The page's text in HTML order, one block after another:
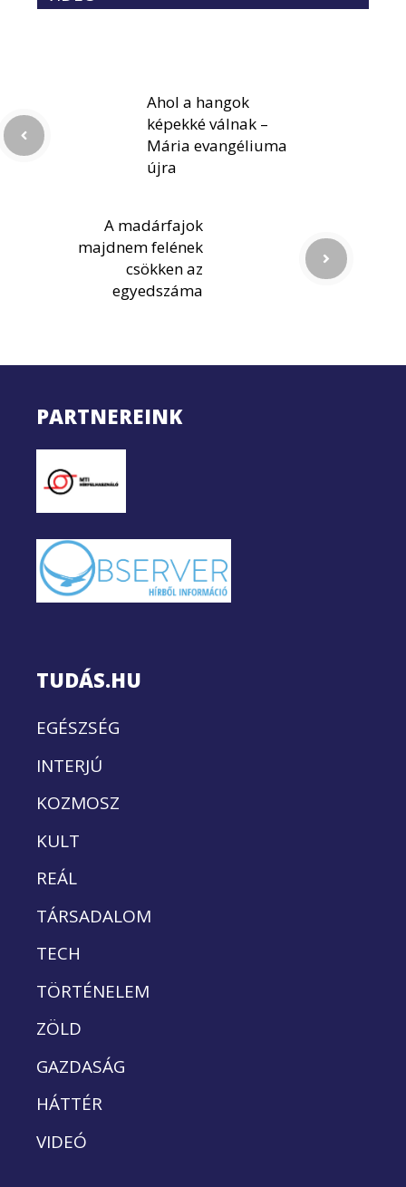
Ahol a hangok
képekké válnak –
Mária evangéliuma
újra
A madárfajok
majdnem felének
csökken az
egyedszáma
PARTNEREINK
TUDÁS.HU
EGÉSZSÉG
INTERJÚ
KOZMOSZ
KULT
REÁL
TÁRSADALOM
TECH
TÖRTÉNELEM
ZÖLD
GAZDASÁG
HÁTTÉR
VIDEÓ